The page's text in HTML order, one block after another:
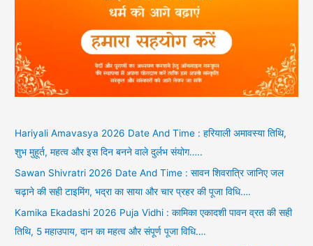
Hariyali Amavasya 2026 Date And Time : हरियाली अमावस्या तिथि,
शुभ मुहूर्त, महत्व और इस दिन बनने वाले दुर्लभ संयोग…..
Sawan Shivratri 2026 Date And Time : सावन शिवरात्रि जानिए जल
चढ़ाने की सही टाइमिंग, भद्रा का साया और चार प्रहर की पूजा विधि….
Kamika Ekadashi 2026 Puja Vidhi : कामिका एकादशी पावन व्रत की सही
तिथि, 5 महाउपाय, दान का महत्व और संपूर्ण पूजा विधि….